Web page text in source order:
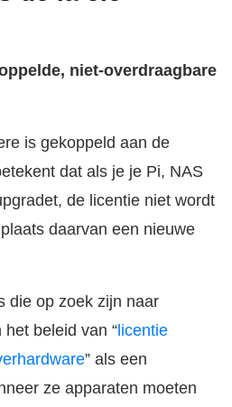
niet-overdraagbare
is gekoppeld aan de
dat als je je Pi, NAS
de licentie niet wordt
daarvan een nieuwe
die op zoek zijn naar
beleid van “ licentie
” als een
ze apparaten moeten